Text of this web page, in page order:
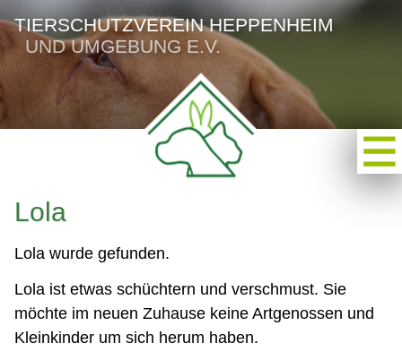
TIERSCHUTZVEREIN HEPPENHEIM
UND UMGEBUNG E.V.
Lola
Lola wurde gefunden.
Lola ist etwas schüchtern und verschmust. Sie
möchte im neuen Zuhause keine Artgenossen und
Kleinkinder um sich herum haben.